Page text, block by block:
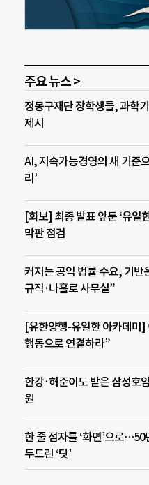
주요 뉴스 >
정몽구재단 장학생들, 과학
제시
AI, 지속가능경영의 새 기준
리’
[화보] 최종 발표 앞둔 ‘유일
막판 점검
커지는 공익 법률 수요, 기
규직·나홀로 사무실”
[유한양행-유일한 아카데미]
행동으로 연결하라”
한강·허준이도 받은 삼성호
원
한 줄 점자를 ‘화면’으로
두드린 ‘닷’